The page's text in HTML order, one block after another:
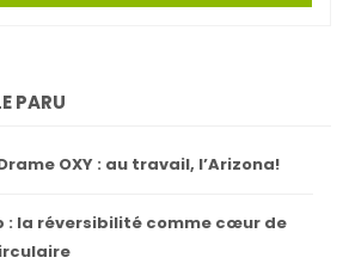
PARU
OXY : au travail, l’Arizona!
: la réversibilité comme cœur de